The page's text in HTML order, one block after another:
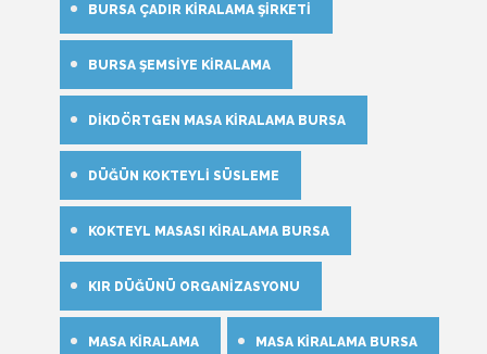
BURSA ÇADIR KIRALAMA ŞIRKETI
BURSA ŞEMSIYE KIRALAMA
DIKDÖRTGEN MASA KIRALAMA BURSA
DÜĞÜN KOKTEYLI SÜSLEME
KOKTEYL MASASI KIRALAMA BURSA
KIR DÜĞÜNÜ ORGANIZASYONU
MASA KIRALAMA MASA KIRALAMA BURSA